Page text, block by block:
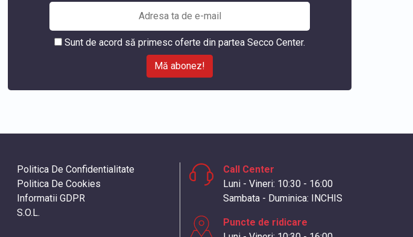
Sunt de acord să primesc oferte din partea Secco Center.
Mă abonez!
Politica De Confidentialitate
Politica De Cookies
Informatii GDPR
S.O.L.
Call Center
Luni - Vineri: 10:30 - 16:00
Sambata - Duminica: INCHIS
Puncte de ridicare